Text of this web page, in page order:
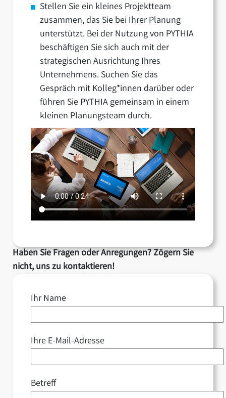
Stellen Sie ein kleines Projektteam
zusammen, das Sie bei Ihrer Planung
unterstützt. Bei der Nutzung von PYTHIA
beschäftigen Sie sich auch mit der
strategischen Ausrichtung Ihres
Unternehmens. Suchen Sie das
Gespräch mit Kolleg*innen darüber oder
führen Sie PYTHIA gemeinsam in einem
kleinen Planungsteam durch.
Haben Sie Fragen oder Anregungen? Zögern Sie
nicht, uns zu kontaktieren!
Ihr Name
Ihre E-Mail-Adresse
Betreff